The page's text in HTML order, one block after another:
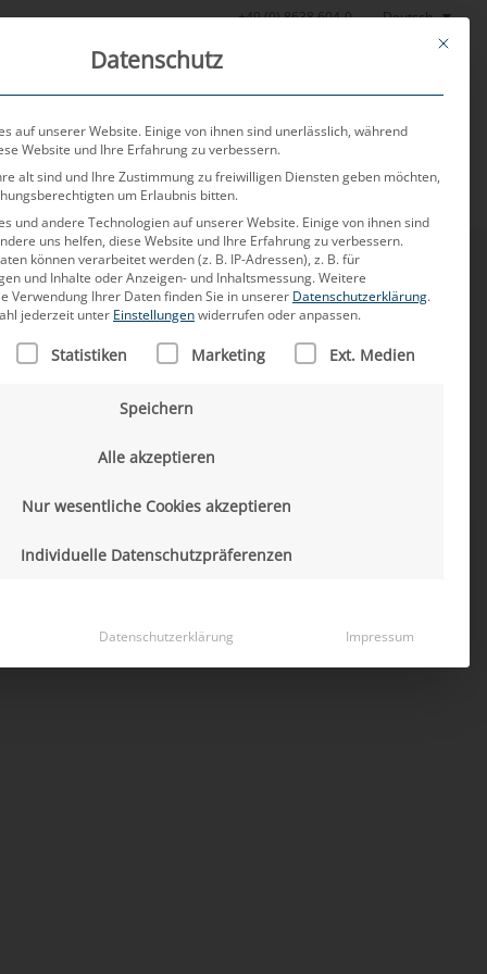
+49 (0) 8638 604-0 Deutsch
Aktuelles Über uns Karriere Kontakt
This
Datenschutz
auf unserer Website. Einige von ihnen sind unerlässlich, während
Website und Ihre Erfahrung zu verbessern.
alt sind und Ihre Zustimmung zu freiwilligen Diensten geben möchten,
um Erlaubnis bitten.
und andere Technologien auf unserer Website. Einige von ihnen sind
uns helfen, diese Website und Ihre Erfahrung zu verbessern.
können verarbeitet werden (z. B. IP-Adressen), z. B. für
und Inhalte oder Anzeigen- und Inhaltsmessung.Weitere
Verwendung Ihrer Daten finden Sie in unserer Datenschutzerklärung.
jederzeit unter Einstellungenwiderrufen oder anpassen.
DER SERVICE-GRUPPEN, FÜR DIE EINE
Statistiken Marketing Ext. Medien
Speichern
Alle akzeptieren
Nur wesentliche Cookies akzeptieren
Individuelle Datenschutzpräferenzen
Datenschutzerklärung Impressum